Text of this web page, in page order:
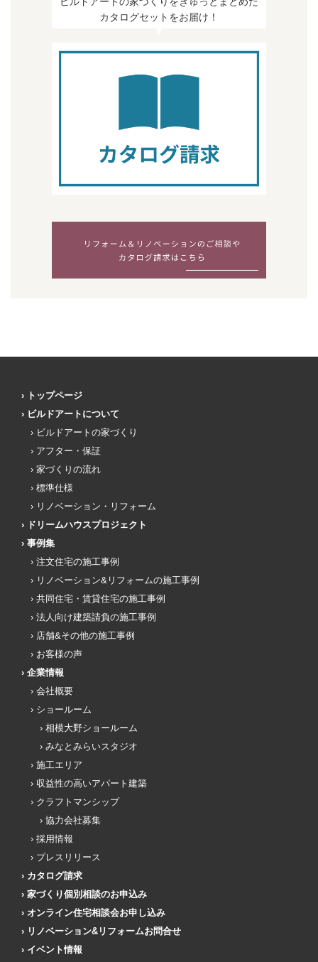
カタログセットをお届け！
トップページ
ビルドアートについて
ビルドアートの家づくり
アフター・保証
家づくりの流れ
標準仕様
リノベーション・リフォーム
ドリームハウスプロジェクト
事例集
注文住宅の施工事例
リノベーション&リフォームの施工事例
共同住宅・賃貸住宅の施工事例
法人向け建築請負の施工事例
店舗&その他の施工事例
お客様の声
企業情報
会社概要
ショールーム
相模大野ショールーム
みなとみらいスタジオ
施工エリア
収益性の高いアパート建築
クラフトマンシップ
協力会社募集
採用情報
プレスリリース
カタログ請求
家づくり個別相談のお申込み
オンライン住宅相談会お申し込み
リノベーション&リフォームお問合せ
イベント情報